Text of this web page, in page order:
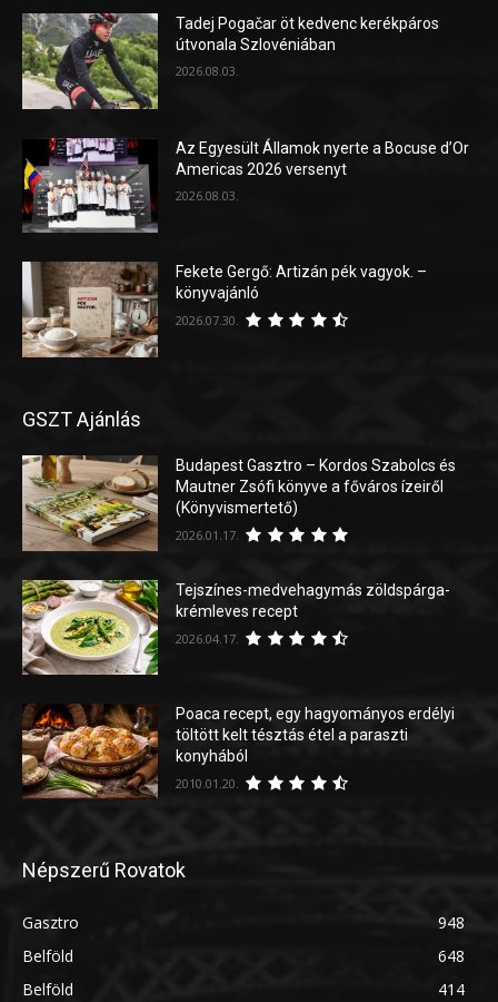
Tadej Pogačar öt kedvenc kerékpáros
útvonala Szlovéniában
2026.08.03.
Az Egyesült Államok nyerte a Bocuse d’Or
Americas 2026 versenyt
2026.08.03.
Fekete Gergő: Artizán pék vagyok. –
könyvajánló
2026.07.30.
GSZT Ajánlás
Budapest Gasztro – Kordos Szabolcs és
Mautner Zsófi könyve a főváros ízeiről
(Könyvismertető)
2026.01.17.
Tejszínes-medvehagymás zöldspárga-
krémleves recept
2026.04.17.
Poaca recept, egy hagyományos erdélyi
töltött kelt tésztás étel a paraszti
konyhából
2010.01.20.
Népszerű Rovatok
Gasztro
948
Belföld
648
Belföld
414